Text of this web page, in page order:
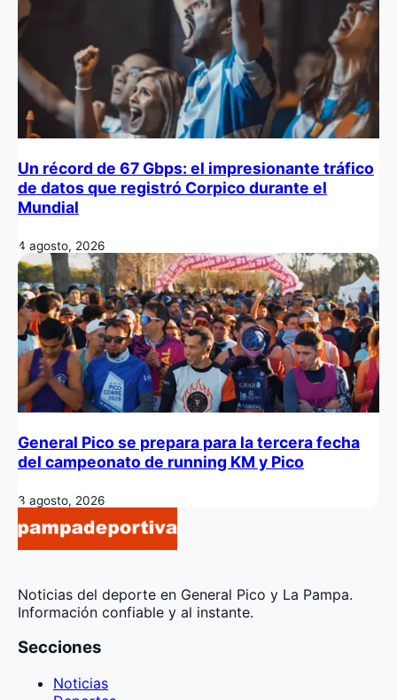
Un récord de 67 Gbps: el impresionante tráfico
de datos que registró Corpico durante el
Mundial
4 agosto, 2026
General Pico se prepara para la tercera fecha
del campeonato de running KM y Pico
3 agosto, 2026
Noticias del deporte en General Pico y La Pampa.
Información confiable y al instante.
Secciones
Noticias